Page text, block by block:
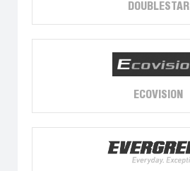
DOUBLESTAR
ECOVISION